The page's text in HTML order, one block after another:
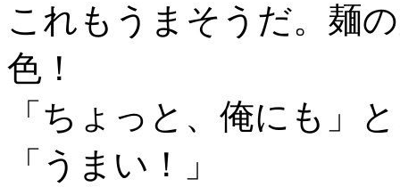
これもうまそうだ。麺
色！
「ちょっと、俺にも」
「うまい！」